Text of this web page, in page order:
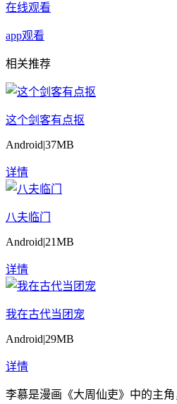
在线观看
app观看
相关推荐
这个剑客有点抠
Android|37MB
详情
八夫临门
Android|21MB
详情
我在古代当团宠
Android|29MB
详情
李慕是漫画《大周仙吏》中的主